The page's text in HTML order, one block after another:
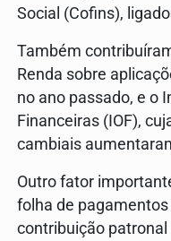
Social (Cofins),
Também
Renda sobre
no ano passado, e o
Financeiras (IOF),
cambiais
Outro fator
folha de
contribuição